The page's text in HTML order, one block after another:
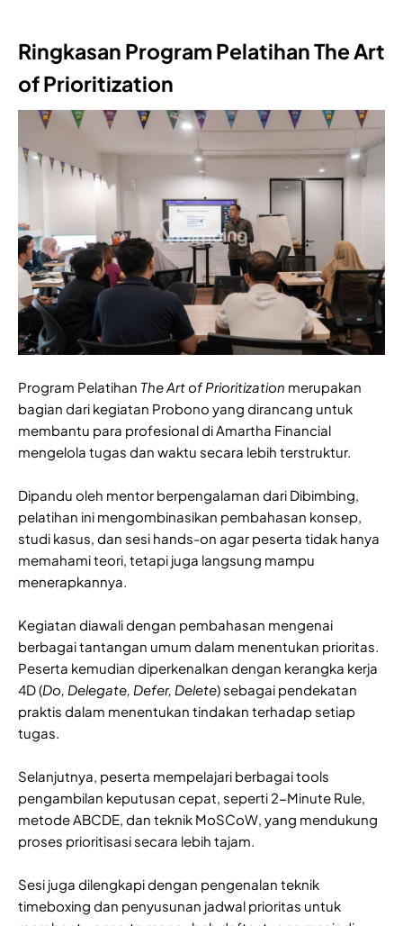
Ringkasan Program Pelatihan The Art
of Prioritization
Program Pelatihan The Art of Prioritization merupakan
bagian dari kegiatan Probono yang dirancang untuk
membantu para profesional di Amartha Financial
mengelola tugas dan waktu secara lebih terstruktur.
Dipandu oleh mentor berpengalaman dari Dibimbing,
pelatihan ini mengombinasikan pembahasan konsep,
studi kasus, dan sesi hands-on agar peserta tidak hanya
memahami teori, tetapi juga langsung mampu
menerapkannya.
Kegiatan diawali dengan pembahasan mengenai
berbagai tantangan umum dalam menentukan prioritas.
Peserta kemudian diperkenalkan dengan kerangka kerja
4D (Do, Delegate, Defer, Delete) sebagai pendekatan
praktis dalam menentukan tindakan terhadap setiap
tugas.
Selanjutnya, peserta mempelajari berbagai tools
pengambilan keputusan cepat, seperti 2-Minute Rule,
metode ABCDE, dan teknik MoSCoW, yang mendukung
proses prioritisasi secara lebih tajam.
Sesi juga dilengkapi dengan pengenalan teknik
timeboxing dan penyusunan jadwal prioritas untuk